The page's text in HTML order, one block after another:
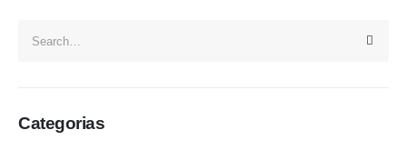
Categorias